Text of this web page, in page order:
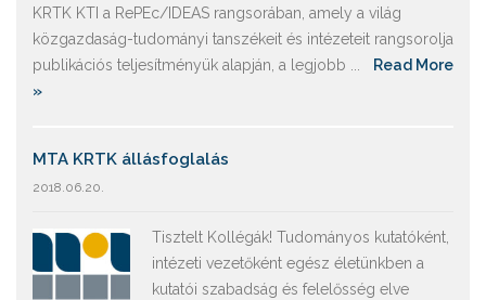
KRTK KTI a RePEc/IDEAS rangsorában, amely a világ
közgazdaság-tudományi tanszékeit és intézeteit rangsorolja
publikációs teljesítményük alapján, a legjobb ...
Read More
»
MTA KRTK állásfoglalás
2018.06.20.
Tisztelt Kollégák! Tudományos kutatóként,
intézeti vezetőként egész életünkben a
kutatói szabadság és felelősség elve